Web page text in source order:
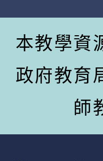
本教學資
政府教育
師